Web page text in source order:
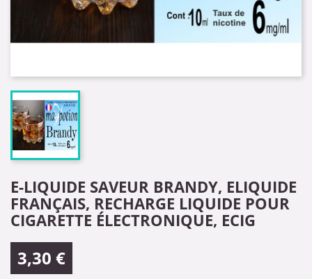
E-LIQUIDE SAVEUR BRANDY, ELIQUIDE
FRANÇAIS, RECHARGE LIQUIDE POUR
CIGARETTE ÉLECTRONIQUE, ECIG
3,30 €